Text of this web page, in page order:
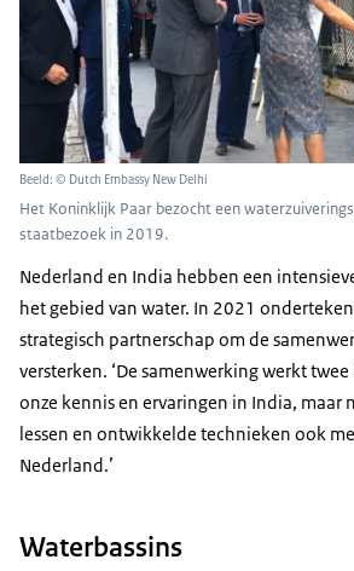
Beeld: © Dutch Embassy New Delhi
Het Koninklijk Paar bezocht een
staatbezoek in 2019.
Nederland en India hebben een
het gebied van water. In 2021
strategisch partnerschap om de
versterken. ‘De samenwerking werkt
onze kennis en ervaringen in India, maar
lessen en ontwikkelde technieken ook
Nederland.’
Waterbassins